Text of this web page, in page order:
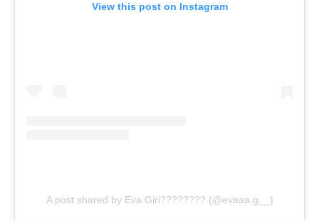
View this post on Instagram
A post shared by Eva Giri???????? (@evaaa.g__)